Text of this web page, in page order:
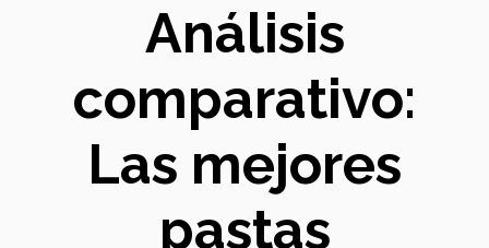
Análisis
comparativo:
Las mejores
pastas